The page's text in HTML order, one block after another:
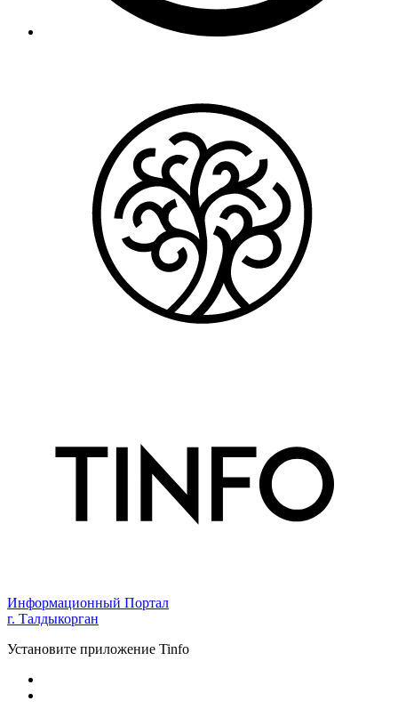
Информационный Портал
г. Талдыкорган
Установите приложение Tinfo